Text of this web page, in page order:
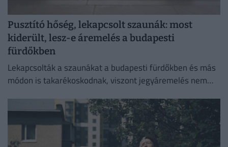
Pusztító hőség, lekapcsolt szaunák: most
kiderült, lesz-e áremelés a budapesti
fürdőkben
Lekapcsolták a szaunákat a budapesti fürdőkben és más
módon is takarékoskodnak, viszont jegyáremelés nem